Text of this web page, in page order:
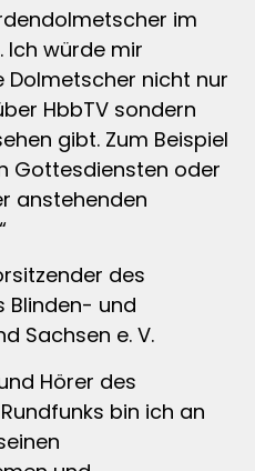
im
Ich würde mir
Dolmetscher nicht nur
HbbTV sondern
gibt. Zum Beispiel
Gottesdiensten oder
anstehenden
des
Blinden- und
Sachsen e. V.
Hörer des
bin ich an